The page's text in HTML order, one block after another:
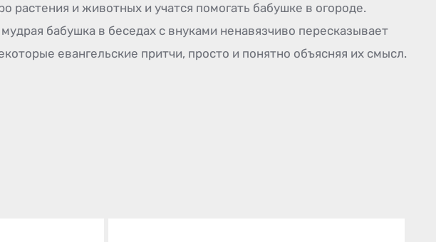
растения и животных и учатся помогать бабушке в огороде.
бабушка в беседах с внуками ненавязчиво пересказывает
евангельские притчи, просто и понятно объясняя их смысл.